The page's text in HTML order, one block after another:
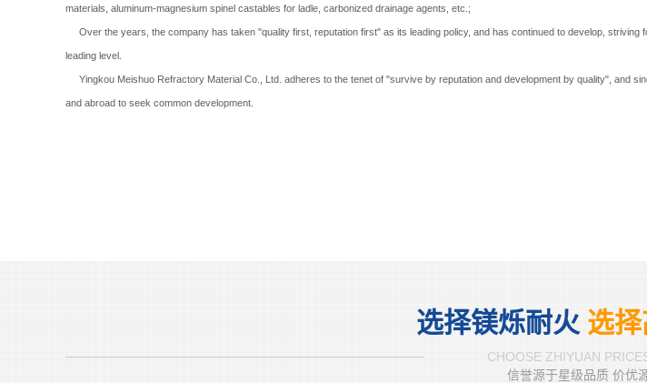
materials, aluminum-magnesium spinel castables for ladle, carbonized drainage agents, etc.;
Over the years, the company has taken "quality first, reputation first" as its leading policy, and has continued to develop, striving
leading level.
Yingkou Meishuo Refractory Material Co., Ltd. adheres to the tenet of "survive by reputation and development by quality", and
and abroad to seek common development.
选择镁烁耐火 选
CHOOSE ZHIYUAN
信誉源于星级品质 价优